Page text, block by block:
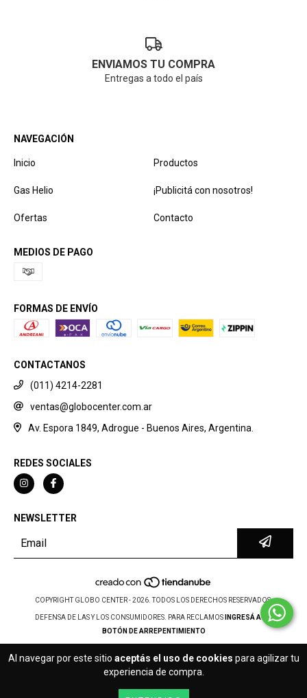
Al navegar por este sitio aceptás el uso de cookies para agilizar tu
experiencia de compra.
ENVIAMOS TU COMPRA
Entregas a todo el país
NAVEGACIÓN
Inicio Productos
Gas Helio ¡Publicitá con nosotros!
Ofertas Contacto
MEDIOS DE PAGO
FORMAS DE ENVÍO
CONTACTANOS
(011) 4214-2281
ventas@globocenter.com.ar
Av. Espora 1849, Adrogue - Buenos Aires, Argentina.
REDES SOCIALES
NEWSLETTER
COPYRIGHT GLOBO CENTER - 2026. TODOS LOS DERECHOS RESERVADOS.
DEFENSA DE LAS Y LOS CONSUMIDORES. PARA RECLAMOS
INGRESÁ ACÁ.
BOTÓN DE ARREPENTIMIENTO